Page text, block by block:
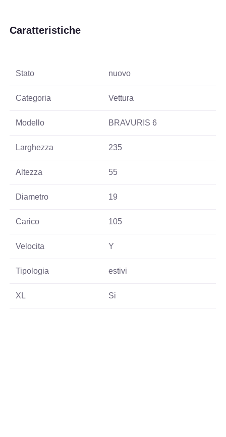
Caratteristiche
Stato nuovo
Categoria Vettura
Modello BRAVURIS 6
Larghezza 235
Altezza 55
Diametro 19
Carico 105
Velocita Y
Tipologia estivi
XL Si